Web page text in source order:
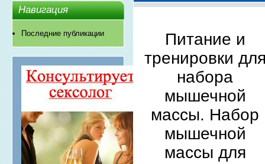
Навигация
Последние публикации
Питание и
тренировки
набора
мышечной
массы. Набор
мышечной
массы для